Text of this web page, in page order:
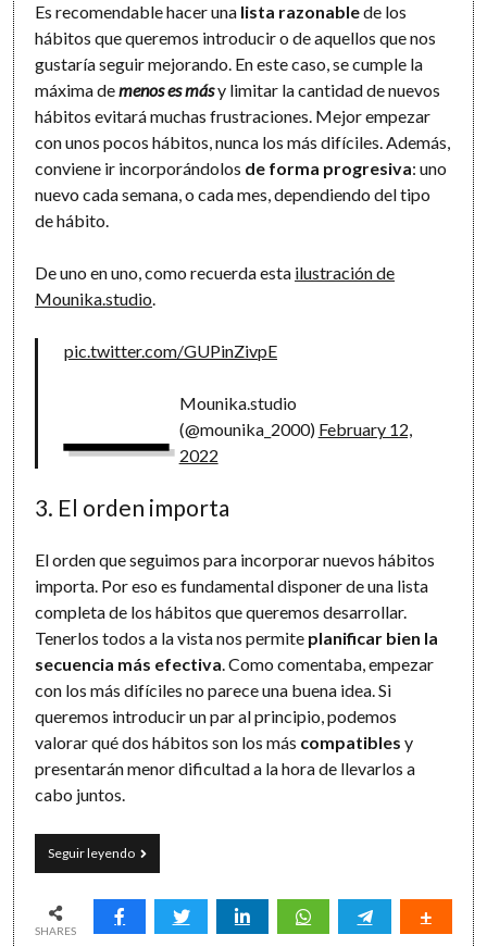
Es recomendable hacer una lista razonablede los
hábitos que queremos introducir o de aquellos que nos
gustaría seguir mejorando. En este caso, se cumple la
máxima demenos es másy limitar la cantidad de nuevos
hábitos evitará muchas frustraciones. Mejor empezar
con unos pocos hábitos, nunca los más difíciles. Además,
conviene ir incorporándolos de forma progresiva: uno
nuevo cada semana, o cada mes, dependiendo del tipo
de hábito.
De uno en uno, como recuerda esta ilustración de
Mounika.studio.
pic.twitter.com/GUPinZivpE
— Mounika.studio
(@mounika_2000) February 12,
2022
3. El orden importa
El orden que seguimos para incorporar nuevos hábitos
importa. Por eso es fundamental disponer de una lista
completa de los hábitos que queremos desarrollar.
Tenerlos todos a la vista nos permite planificar bien la
secuencia más efectiva. Como comentaba, empezar
con los más difíciles no parece una buena idea. Si
queremos introducir un par al principio, podemos
valorar qué dos hábitos son los más compatibles y
presentarán menor dificultad a la hora de llevarlos a
cabo juntos.
Seguir leyendoSomos
lo
hacemos
día
SHARES